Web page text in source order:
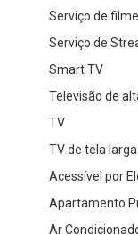
Serviço de
Serviço de
Smart TV
Televisão de
TV
TV de tela larga
Acessível por
Apartamento
Ar